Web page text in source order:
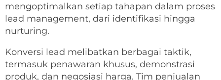
mengoptimalkan setiap tahapan dalam proses
lead management, dari identifikasi hingga
nurturing.
Konversi lead melibatkan berbagai taktik,
termasuk penawaran khusus, demonstrasi
produk, dan negosiasi harga. Tim penjualan